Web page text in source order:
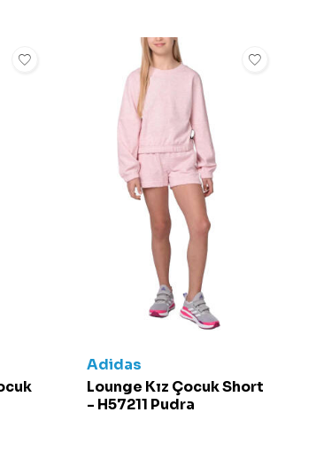
Adidas
Lounge Kız Çocuk Short
- H57211 Pudra